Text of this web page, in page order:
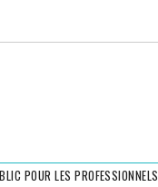
POUR LES PROFESSIONNELS